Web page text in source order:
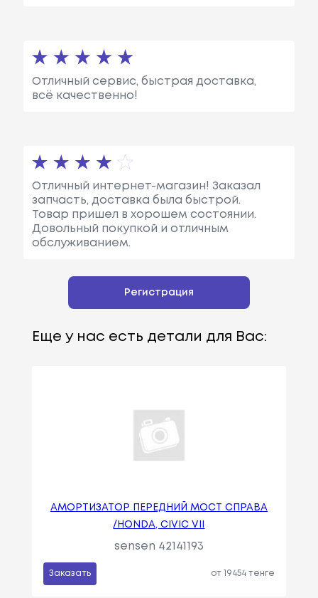
Отличный сервис, быстрая доставка,
всё качественно!
Отличный интернет-магазин! Заказал
запчасть, доставка была быстрой.
Товар пришел в хорошем состоянии.
Довольный покупкой и отличным
обслуживанием.
Регистрация
Еще у нас есть детали для Вас:
АМОРТИЗАТОР ПЕРЕДНИЙ МОСТ СПРАВА
/HONDA, CIVIC VII
sensen 42141193
Заказать от 19454 тенге